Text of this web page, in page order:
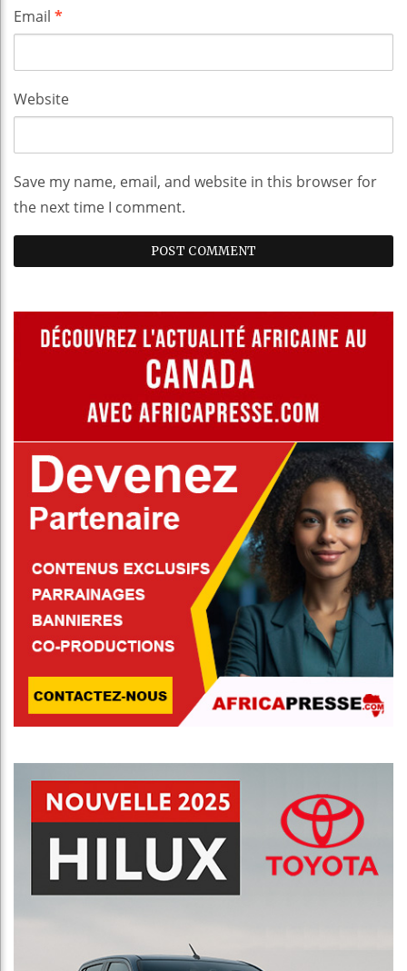
Email *
Website
Save my name, email, and website in this browser for
the next time I comment.